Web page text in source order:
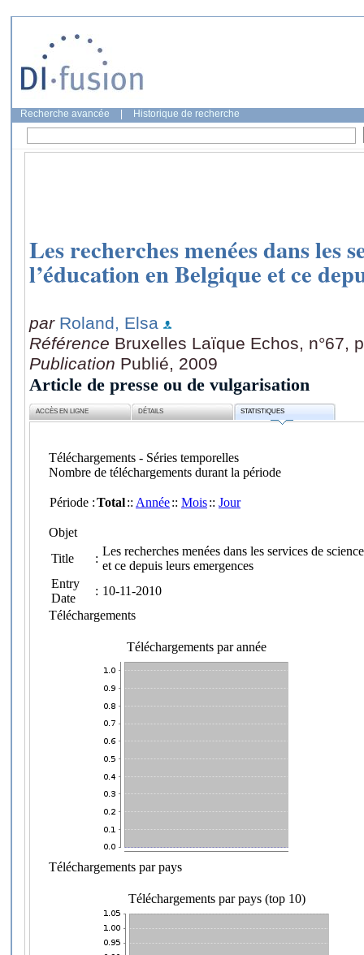
Recherche avancée Historique de recherche
Les recherches menées dans les
l’éducation en Belgique et ce
par Roland, Elsa
Référence Bruxelles Laïque Echos, n°67,
Publication Publié, 2009
Article de presse ou de vulgarisation
ACCÈS EN LIGNE DÉTAILS STATISTIQUES